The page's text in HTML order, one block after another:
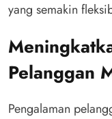
yang semakin
Pelanggan
Pengalaman